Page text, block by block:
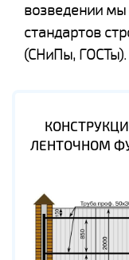
возведении
стандартов
(СНиПы, ГОСТы).
ЛЕНТОЧНОМ